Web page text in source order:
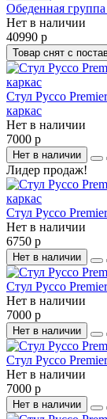
Обеденная
Нет в наличии
40990 р
Товар снят с
Стул Руссо
каркас
Нет в наличии
7000 р
Нет в наличии
Лидер продаж!
Стул Руссо
Нет в наличии
6750 р
Нет в наличии
Стул Руссо
Нет в наличии
7000 р
Нет в наличии
Стул Руссо
Нет в наличии
7000 р
Нет в наличии